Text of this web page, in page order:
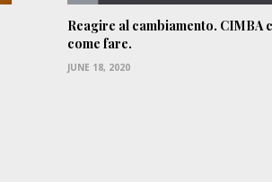
Reagire al cambiamento. CIMBA
come fare.
JUNE 18, 2020